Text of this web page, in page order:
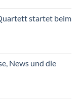
startet beim
News und die